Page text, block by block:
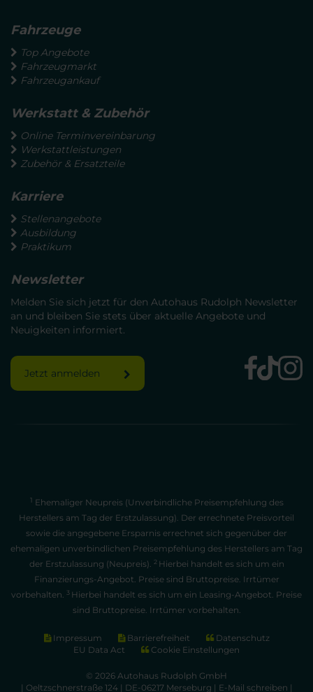
Fahrzeuge
Top Angebote
Fahrzeugmarkt
Fahrzeugankauf
Werkstatt & Zubehör
Online Terminvereinbarung
Werkstattleistungen
Zubehör & Ersatzteile
Karriere
Stellenangebote
Ausbildung
Praktikum
Newsletter
Melden Sie sich jetzt für den Autohaus Rudolph Newsletter
an und bleiben Sie stets über aktuelle Angebote und
Neuigkeiten informiert.
Jetzt anmelden
1 Ehemaliger Neupreis (Unverbindliche Preisempfehlung des
Herstellers am Tag der Erstzulassung). Der errechnete Preisvorteil
sowie die angegebene Ersparnis errechnet sich gegenüber der
ehemaligen unverbindlichen Preisempfehlung des Herstellers am Tag
der Erstzulassung (Neupreis). 2 Hierbei handelt es sich um ein
Finanzierungs-Angebot. Preise sind Bruttopreise. Irrtümer
vorbehalten. 3 Hierbei handelt es sich um ein Leasing-Angebot. Preise
sind Bruttopreise. Irrtümer vorbehalten.
Impressum Barrierefreiheit
Datenschutz
EU Data Act
Cookie Einstellungen
© 2026 Autohaus Rudolph GmbH
| Oeltzschnerstraße 124 | DE-06217 Merseburg | E-Mail schreiben |